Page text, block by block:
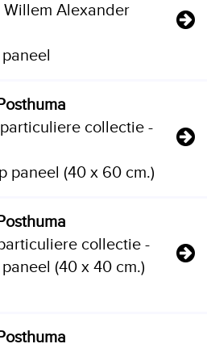
Willem Alexander
collectie -
paneel (40 x 60 cm.)
collectie -
(40 x 40 cm.)